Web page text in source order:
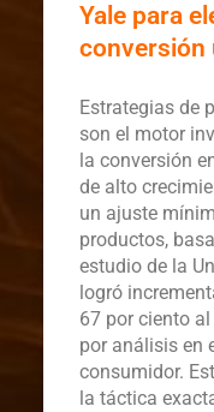
Yale para
conversión
Estrategias de
son el motor
la conversión
de alto
un ajuste
productos,
estudio de la
logró
67 por ciento
por análisis en
consumidor.
la táctica